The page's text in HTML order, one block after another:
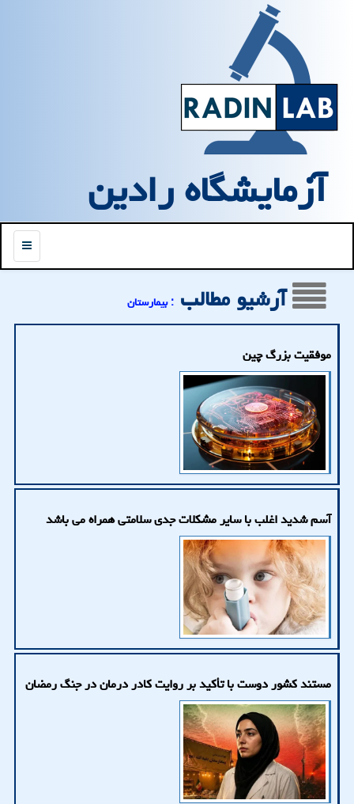
آزمایشگاه رادین
منو
آرشیو مطالب : بیمارستان
موفقیت بزرگ چین
آسم شدید اغلب با سایر مشکلات جدی سلامتی همراه می باشد
مستند کشور دوست با تأکید بر روایت کادر درمان در جنگ رمضان